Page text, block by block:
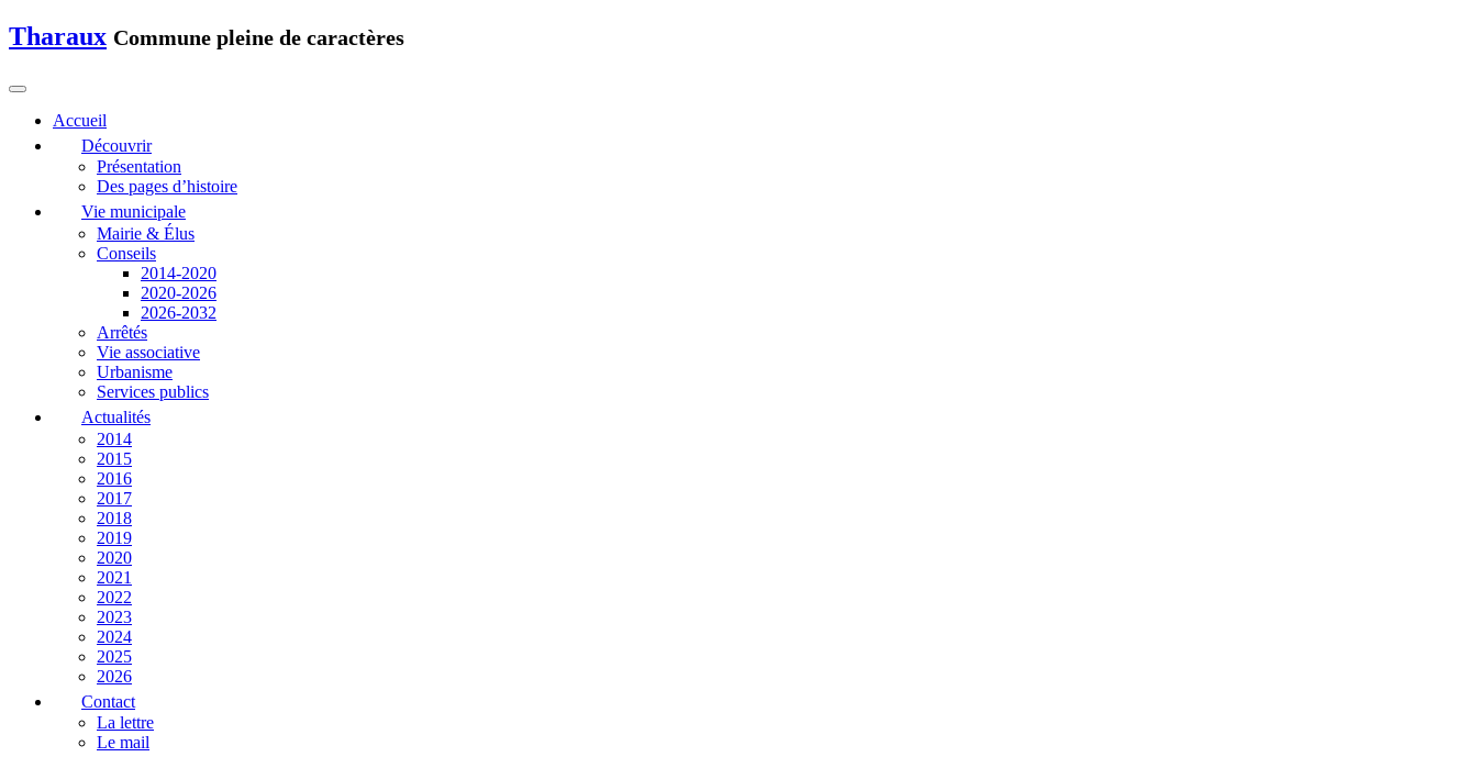
Tharaux Commune pleine de caractères
Accueil
Découvrir
Présentation
Des pages d’histoire
Vie municipale
Mairie & Élus
Conseils
2014-2020
2020-2026
2026-2032
Arrêtés
Vie associative
Urbanisme
Services publics
Actualités
2014
2015
2016
2017
2018
2019
2020
2021
2022
2023
2024
2025
2026
Contact
La lettre
Le mail